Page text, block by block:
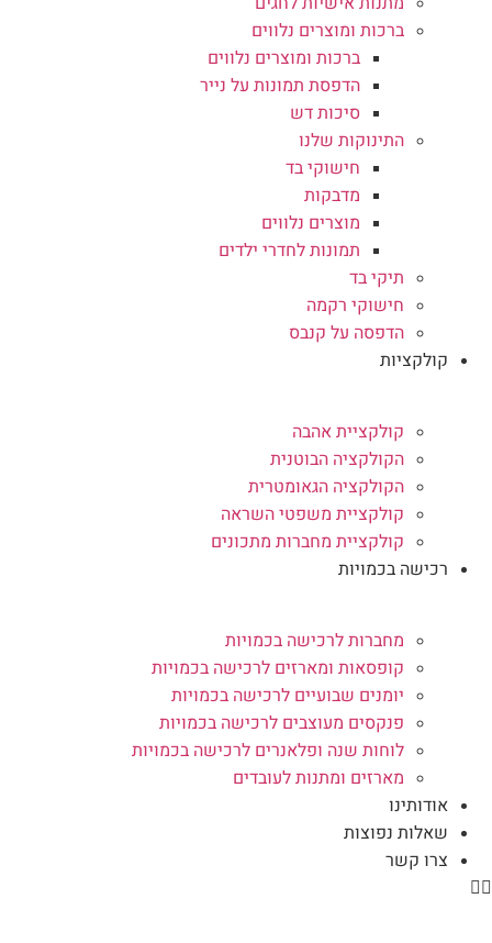
ברכות ומוצרים נלווים
ברכות ומוצרים נלווים
הדפסת תמונות על נייר
סיכות דש
התינוקות שלנו
חישוקי בד
מדבקות
מוצרים נלווים
תמונות לחדרי ילדים
תיקי בד
חישוקי רקמה
הדפסה על קנבס
קולקציות
קולקציית אהבה
הקולקציה הבוטנית
הקולקציה הגאומטרית
קולקציית משפטי השראה
קולקציית מחברות מתכונים
רכישה בכמויות
מחברות לרכישה בכמויות
קופסאות ומארזים לרכישה בכמויות
יומנים שבועיים לרכישה בכמויות
פנקסים מעוצבים לרכישה בכמויות
לוחות שנה ופלאנרים לרכישה בכמויות
מארזים ומתנות לעובדים
אודותינו
שאלות נפוצות
צרו קשר